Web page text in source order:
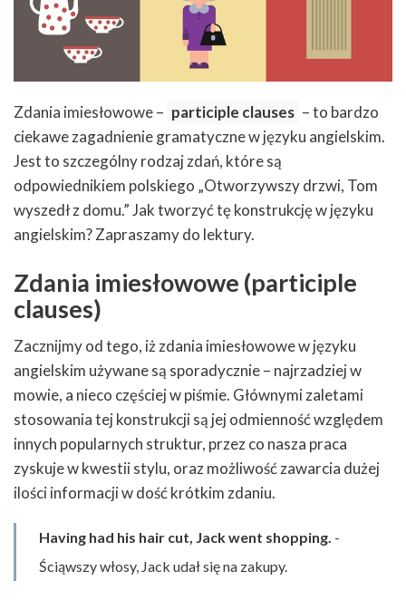
Zdania imiesłowowe – participle clauses – to bardzo
ciekawe zagadnienie gramatyczne w języku angielskim.
Jest to szczególny rodzaj zdań, które są
odpowiednikiem polskiego „Otworzywszy drzwi, Tom
wyszedł z domu.” Jak tworzyć tę konstrukcję w języku
angielskim? Zapraszamy do lektury.
Zdania imiesłowowe (participle
clauses)
Zacznijmy od tego, iż zdania imiesłowowe w języku
angielskim używane są sporadycznie – najrzadziej w
mowie, a nieco częściej w piśmie. Głównymi zaletami
stosowania tej konstrukcji są jej odmienność względem
innych popularnych struktur, przez co nasza praca
zyskuje w kwestii stylu, oraz możliwość zawarcia dużej
ilości informacji w dość krótkim zdaniu.
Having had his hair cut, Jack went shopping. -
Ściąwszy włosy, Jack udał się na zakupy.